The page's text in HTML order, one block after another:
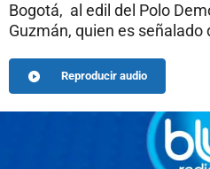
Bogotá, al edil del Polo
Guzmán, quien es
Reproducir audio